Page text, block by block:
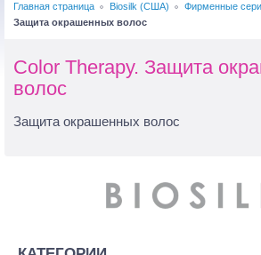
Главная страница Biosilk (США) Фирменные
Защита окрашенных волос
Color Therapy. Защита
волос
Защита окрашенных волос